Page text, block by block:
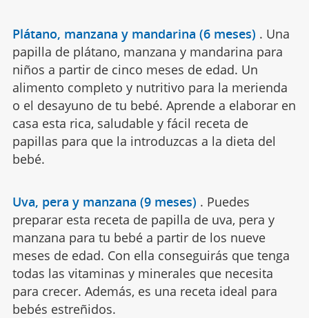
Plátano, manzana y mandarina (6 meses) . Una
papilla de plátano, manzana y mandarina para
niños a partir de cinco meses de edad. Un
alimento completo y nutritivo para la merienda
o el desayuno de tu bebé. Aprende a elaborar en
casa esta rica, saludable y fácil receta de
papillas para que la introduzcas a la dieta del
bebé.
Uva, pera y manzana (9 meses) . Puedes
preparar esta receta de papilla de uva, pera y
manzana para tu bebé a partir de los nueve
meses de edad. Con ella conseguirás que tenga
todas las vitaminas y minerales que necesita
para crecer. Además, es una receta ideal para
bebés estreñidos.